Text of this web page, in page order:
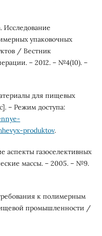
Исследование
упаковочных
/ Вестник
– 2012. – №4(10). –
для пищевых
– Режим доступа:
produktov.
аспекты газоселективных
массы. – 2005. – №9.
к полимерным
промышленности /